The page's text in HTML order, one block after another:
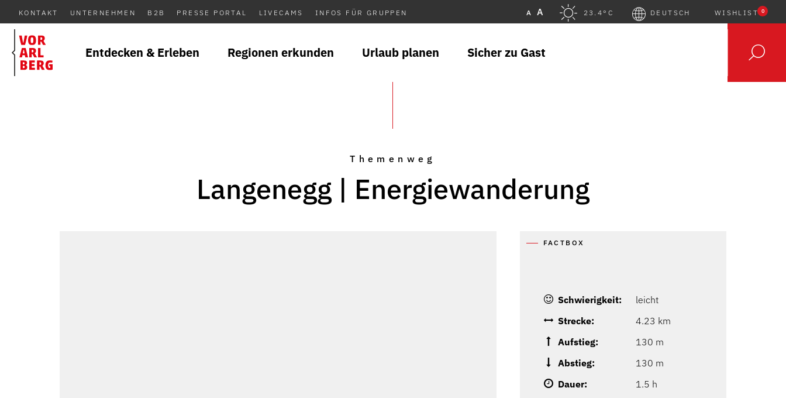
KONTAKT UNTERNEHMEN B2B PRESSE PORTAL LIVECAMS INFOS FÜR GRUPPEN A A 23.4°C DEUTSCH WISHLIST 0
Entdecken & Erleben Regionen erkunden Urlaub planen Sicher zu Gast
Themenweg
Langenegg | Energiewanderung
FACTBOX
Schwierigkeit:
leicht
Strecke:
4.23 km
Aufstieg:
130 m
Abstieg:
130 m
Dauer:
1.5 h